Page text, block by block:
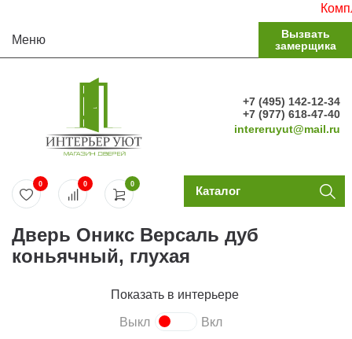
Меню
Вызвать
замерщика
+7 (495) 142-12-34
+7 (977) 618-47-40
intereruyut@mail.ru
0
0 0 Каталог
Дверь Оникс Версаль дуб
коньячный, глухая
Показать в интерьере
Выкл Вкл